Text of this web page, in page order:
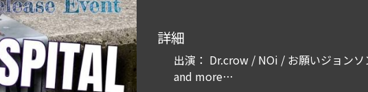
詳細
出演： Dr.crow / NOi / お願いジョン
and more…